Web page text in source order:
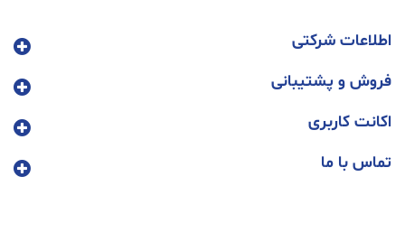
اطلاعات شرکتی
فروش و پشتیبانی
اکانت کاربری
تماس با ما